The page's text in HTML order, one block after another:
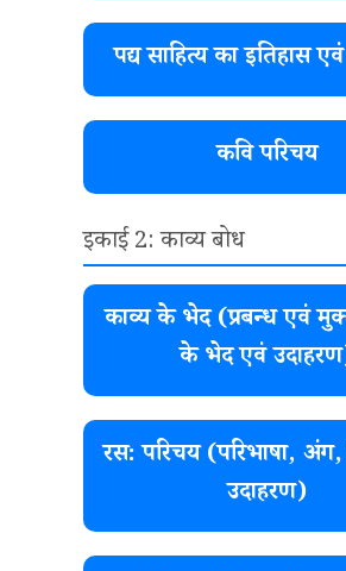
पद्य साहित्य का इतिहास एवं
कवि परिचय
इकाई 2: काव्य बोध
काव्य के भेद (प्रबन्ध एवं
के भेद एवं
रस: परिचय (परिभाषा, अंग,
उदाहरण)